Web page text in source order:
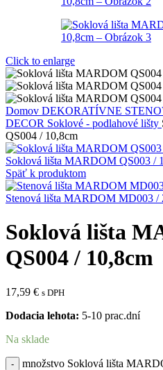
Click to enlarge
Domov DEKORATÍVNE
DECOR Soklové - podlahové lišty
QS004 / 10,8cm
Soklová lišta MARDOM QS003 /
Späť k produktom
Stenová lišta MARDOM MD003 /
Soklová lišta
QS004 / 10,8cm
17,59 € s DPH
Dodacia lehota: 5-10 prac.dní
Na sklade
množstvo Soklová lišta